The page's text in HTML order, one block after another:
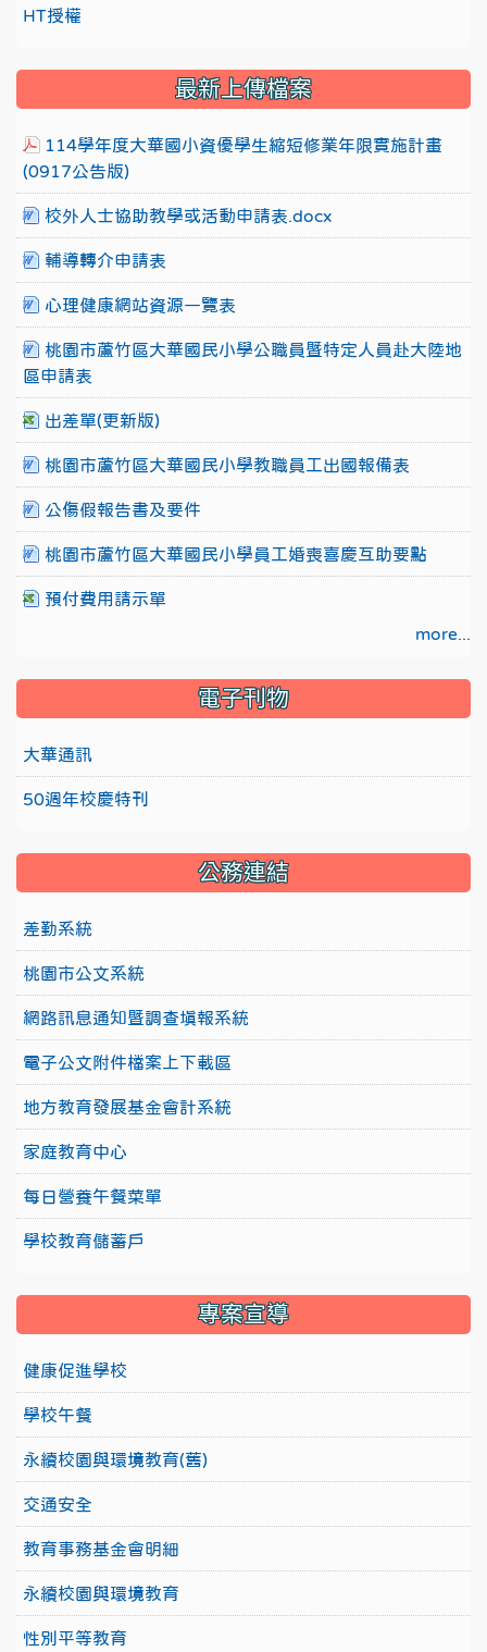
HT授權
最新上傳檔案
114學年度大華國小資優學生縮短修業年限實施計畫
(0917公告版)
校外人士協助教學或活動申請表.docx
輔導轉介申請表
心理健康網站資源一覽表
桃園市蘆竹區大華國民小學公職員暨特定人員赴大陸地
區申請表
出差單(更新版)
桃園市蘆竹區大華國民小學教職員工出國報備表
公傷假報告書及要件
桃園市蘆竹區大華國民小學員工婚喪喜慶互助要點
預付費用請示單
more...
電子刊物
大華通訊
50週年校慶特刊
公務連結
差勤系統
桃園市公文系統
網路訊息通知暨調查填報系統
電子公文附件檔案上下載區
地方教育發展基金會計系統
家庭教育中心
每日營養午餐菜單
學校教育儲蓄戶
專案宣導
健康促進學校
學校午餐
永續校園與環境教育(舊)
交通安全
教育事務基金會明細
永續校園與環境教育
性別平等教育